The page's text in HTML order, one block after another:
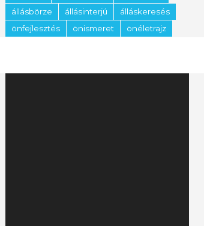
állásbörze
állásinterjú
álláskeresés
önfejlesztés
önismeret önéletrajz